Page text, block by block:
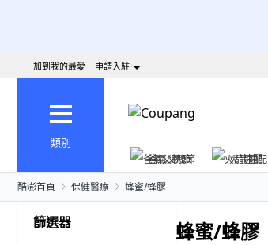
加到我的最愛 申請入駐
類別
爸氣父親節
火箭速配
酷澎首頁 保健醫療 蜂蜜/蜂膠
篩選器 蜂蜜/蜂膠